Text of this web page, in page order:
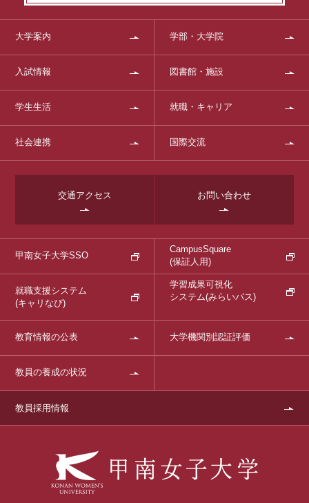
大学案内 学部・大学院
入試情報 図書館・施設
学生生活 就職・キャリア
社会連携 国際交流
交通アクセス お問い合わせ
甲南女子大学SSO
CampusSquare
(保証人用)
就職支援システム
(キャリなび)
学習成果可視化
システム(みらいパス)
教育情報の公表 大学機関別認証評価
教員の養成の状況
教員採用情報